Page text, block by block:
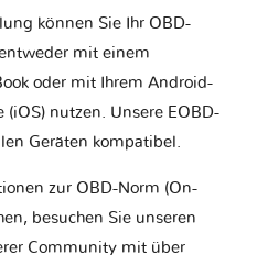
können Sie Ihr OBD-
mit einem
oder mit Ihrem Android-
(iOS) nutzen. Unsere EOBD-
Geräten kompatibel.
zur OBD-Norm (On-
besuchen Sie unseren
Community mit über